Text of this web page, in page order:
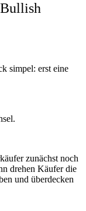
simpel: erst eine
zunächst noch
drehen Käufer die
und überdecken